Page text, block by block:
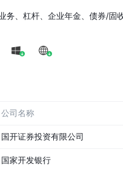
务、杠杆、企业年金、债券/固
公司名称
国开证券投资有限公司
国家开发银行